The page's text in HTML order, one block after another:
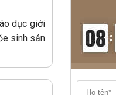
dục giới
sinh sản